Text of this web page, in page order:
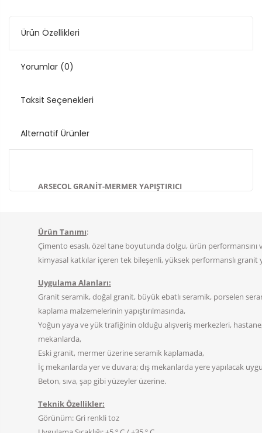
Ürün Özellikleri
Yorumlar (0)
Taksit Seçenekleri
Alternatif Ürünler
ARSECOL GRANİT-MERMER YAPIŞTIRICI
Ürün Tanımı:
Çimento esaslı, özel tane boyutunda dolgu, ürün performansını
kimyasal katkılar içeren tek bileşenli, yüksek performanslı granit
Uygulama Alanları:
Granit seramik, doğal granit, büyük ebatlı seramik, porselen
kaplama malzemelerinin yapıştırılmasında,
Yoğun yaya ve yük trafiğinin olduğu alışveriş merkezleri,
mekanlarda,
Eski granit, mermer üzerine seramik kaplamada,
İç mekanlarda yer ve duvara; dış mekanlarda yere yapılacak
Beton, sıva, şap gibi yüzeyler üzerine.
Teknik Özellikler:
Görünüm: Gri renkli toz